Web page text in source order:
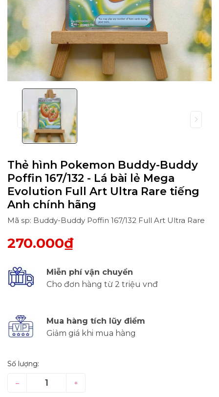
Thẻ hình Pokemon Buddy-Buddy
Poffin 167/132 - Lá bài lẻ Mega
Evolution Full Art Ultra Rare tiếng
Anh chính hãng
Mã sp: Buddy-Buddy Poffin 167/132 Full Art Ultra Rare
270.000₫
Miễn phí vận chuyển
Cho đơn hàng từ 2 triệu vnđ
Mua hàng tích lũy điểm
Giảm giá khi mua hàng
Số lượng:
– +